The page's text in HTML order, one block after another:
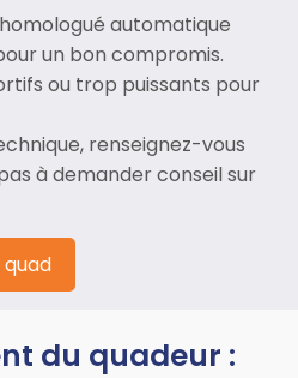
automatique
un bon compromis.
ou trop puissants pour
renseignez-vous
à demander conseil sur
du quadeur :